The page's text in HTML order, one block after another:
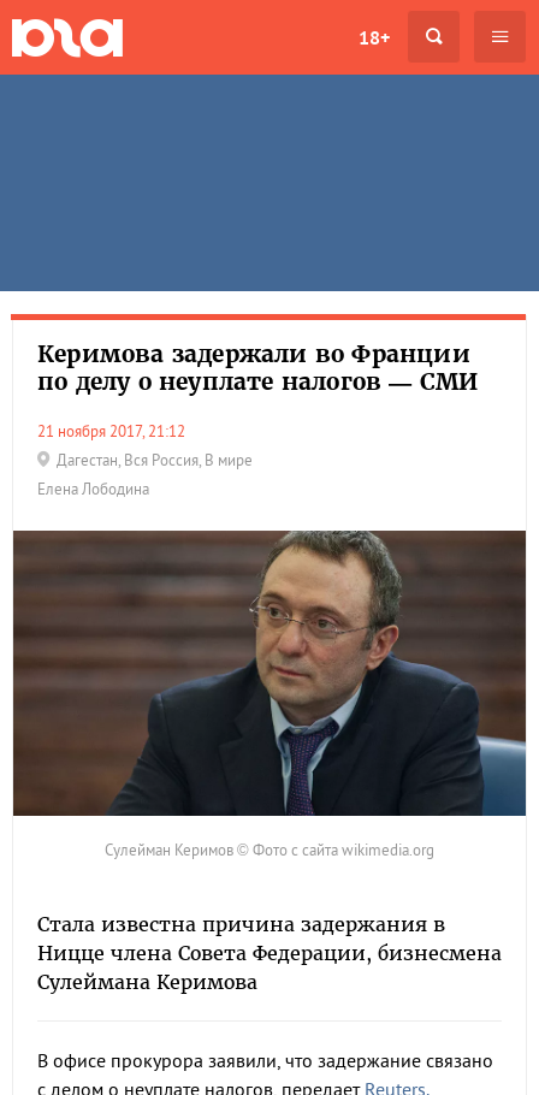
18+
Керимова задержали во Франции
по делу о неуплате налогов — СМИ
21 ноября 2017, 21:12
Дагестан, Вся Россия, В мире
Елена Лободина
Сулейман Керимов © Фото с сайта wikimedia.org
Стала известна причина задержания в
Ницце члена Совета Федерации, бизнесмена
Сулеймана Керимова
В офисе прокурора заявили, что задержание связано
с делом о неуплате налогов, передает Reuters.